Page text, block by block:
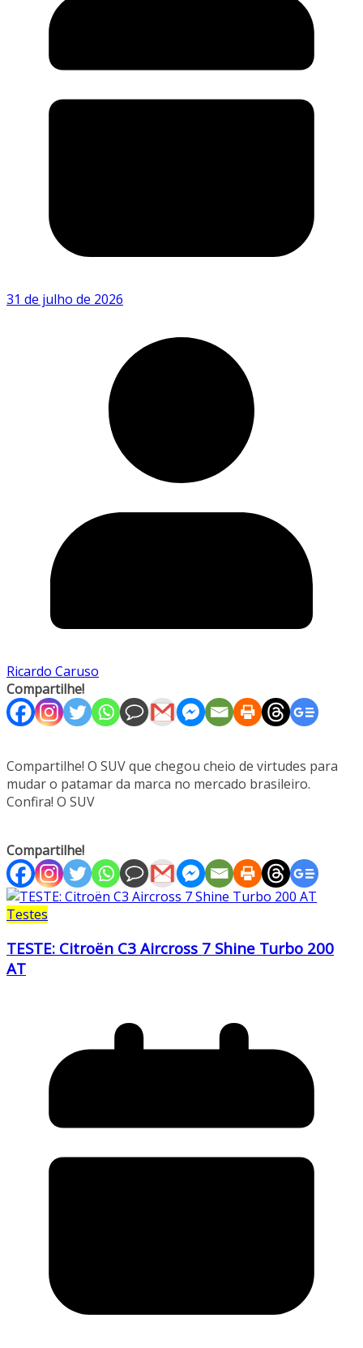
31 de julho de 2026
Ricardo Caruso
Compartilhe!
Compartilhe! O SUV que chegou cheio de virtudes para
mudar o patamar da marca no mercado brasileiro.
Confira! O SUV
Compartilhe!
Testes
TESTE: Citroën C3 Aircross 7 Shine Turbo 200
AT